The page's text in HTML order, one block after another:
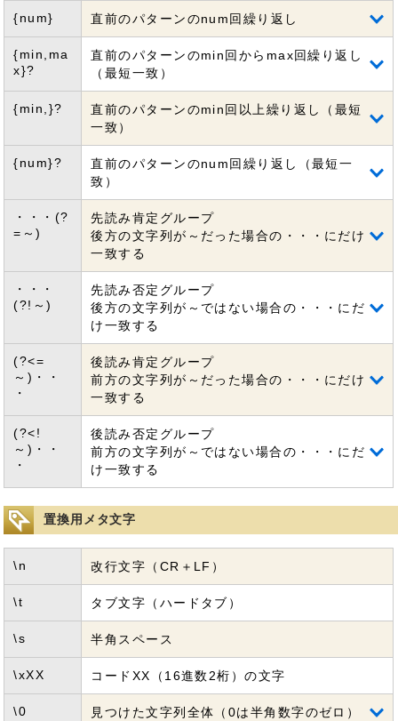
{num} 直前のパターンのnum回繰り返し
{min,ma
x}?
直前のパターンのmin回からmax回繰り返し
（最短一致）
{min,}?
直前のパターンのmin回以上繰り返し（最短
一致）
{num}?
直前のパターンのnum回繰り返し（最短一
致）
・・・(?
=～)
先読み肯定グループ
後方の文字列が～だった場合の・・・にだけ
一致する
・・・
(?!～)
先読み否定グループ
後方の文字列が～ではない場合の・・・にだ
け一致する
(?<=
～)・・
・
後読み肯定グループ
前方の文字列が～だった場合の・・・にだけ
一致する
(?<!
～)・・
・
後読み否定グループ
前方の文字列が～ではない場合の・・・にだ
け一致する
置換用メタ文字
\n 改行文字（CR＋LF）
\t タブ文字（ハードタブ）
\s 半角スペース
\xXX コードXX（16進数2桁）の文字
\0 見つけた文字列全体（0は半角数字のゼロ）